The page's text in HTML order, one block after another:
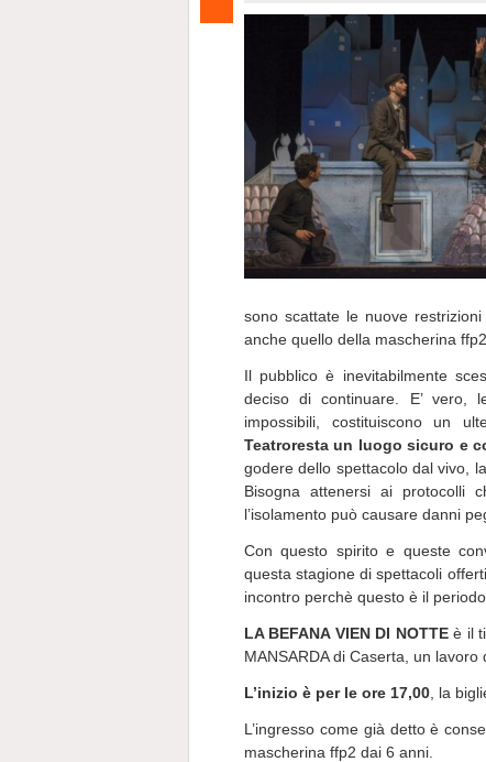
sono scattate le nuove
anche quello della mascherina ffp2.
Il pubblico è inevitabilmente
deciso di continuare. E’ vero,
impossibili, costituiscono un
Teatroresta un luogo sicuro e
godere dello spettacolo dal vivo,
Bisogna attenersi ai protocolli
l’isolamento può causare danni
Con questo spirito e queste
questa stagione di spettacoli
incontro perchè questo è il
LA BEFANA VIEN DI NOTTEè il
MANSARDA di Caserta, un
L’inizio è per le ore 17,00 , la
L’ingresso come già detto è
mascherina ffp2 dai 6 anni.